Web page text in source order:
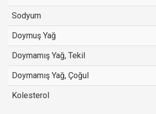
Sodyum
Doymuş Yağ
Doymamış Yağ, Tekil
Doymamış Yağ, Çoğul
Kolesterol